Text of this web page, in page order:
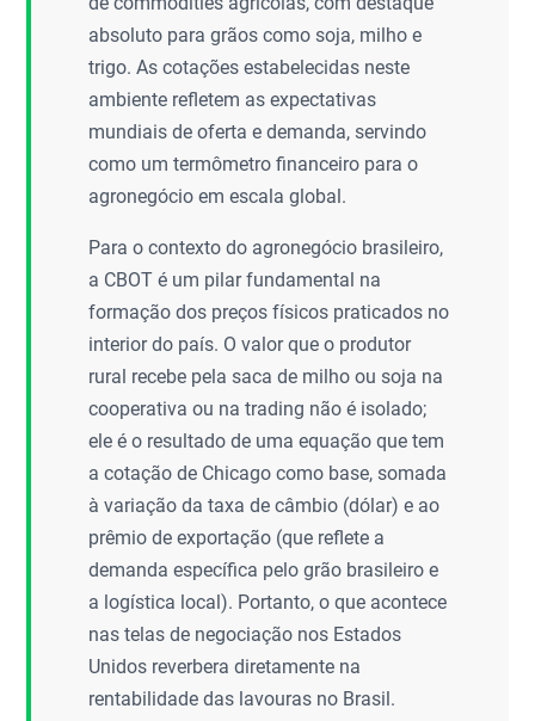
absoluto para grãos como soja, milho e
trigo. As cotações estabelecidas neste
ambiente refletem as expectativas
mundiais de oferta e demanda, servindo
como um termômetro financeiro para o
agronegócio em escala global.
Para o contexto do agronegócio brasileiro,
a CBOT é um pilar fundamental na
formação dos preços físicos praticados no
interior do país. O valor que o produtor
rural recebe pela saca de milho ou soja na
cooperativa ou na trading não é isolado;
ele é o resultado de uma equação que tem
a cotação de Chicago como base, somada
à variação da taxa de câmbio (dólar) e ao
prêmio de exportação (que reflete a
demanda específica pelo grão brasileiro e
a logística local). Portanto, o que acontece
nas telas de negociação nos Estados
Unidos reverbera diretamente na
rentabilidade das lavouras no Brasil.